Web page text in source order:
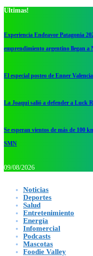
Ultimas!
Experiencia Endeavor Patagonia
emprendimiento argentino llegan a
El especial posteo de Enner
La Joaqui salió a defender a Luck
Se esperan vientos de más de 100
SMN
09/08/2026
Noticias
Deportes
Salud
Entretenimiento
Energía
Infomercial
Podcasts
Mascotas
Foodie Valley